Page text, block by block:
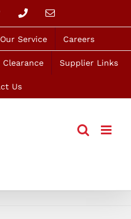
Tiktok PhoneEmail
Our Service Careers
Clearance Supplier Links
Us